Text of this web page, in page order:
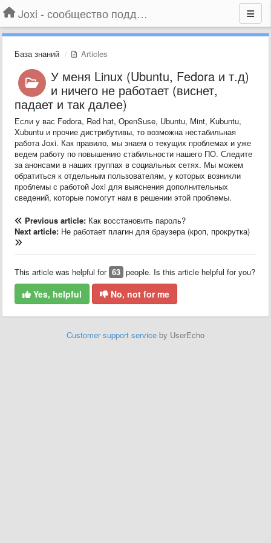
Joxi - сообщество поддержки
База знаний Articles
У меня Linux (Ubuntu, Fedora и т.д)
и ничего не работает (виснет,
падает и так далее)
Если у вас Fedora, Red hat, OpenSuse, Ubuntu, Mint, Kubuntu,
Xubuntu и прочие дистрибутивы, то возможна нестабильная
работа Joxi. Как правило, мы знаем о текущих проблемах и уже
ведем работу по повышению стабильности нашего ПО. Следите
за анонсами в наших группах в социальных сетях. Мы можем
обратиться к отдельным пользователям, у которых возникли
проблемы с работой Joxi для выяснения дополнительных
сведений, которые помогут нам в решении этой проблемы.
Previous article: Как восстановить пароль?
Next article: Не работает плагин для браузера (кроп, прокрутка)
This article was helpful for 63 people. Is this article helpful for you?
Yes, helpful No, not for me
Customer support service by UserEcho